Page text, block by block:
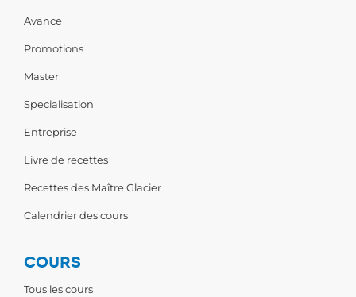
Avance
Promotions
Master
Specialisation
Entreprise
Livre de recettes
Recettes des Maître Glacier
Calendrier des cours
COURS
Tous les cours